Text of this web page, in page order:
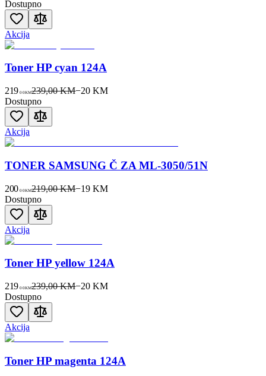
Dostupno
Akcija
Toner HP cyan 124A
219 00KM239,00 KM−20 KM
Dostupno
Akcija
TONER SAMSUNG Č ZA ML-3050/51N
200 00KM219,00 KM−19 KM
Dostupno
Akcija
Toner HP yellow 124A
219 00KM239,00 KM−20 KM
Dostupno
Akcija
Toner HP magenta 124A